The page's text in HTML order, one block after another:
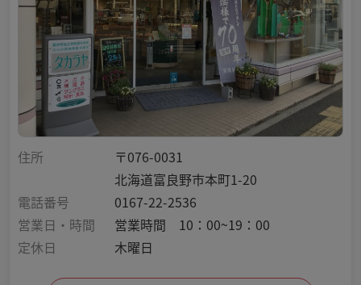
住所
〒076-0031
北海道富良野市本町1-20
電話番号
0167-22-2536
営業日・時間
営業時間 10：00~19：00
定休日
木曜日